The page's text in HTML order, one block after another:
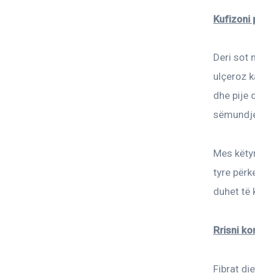
Kufizoni
Deri sot
ulçeroz
dhe pije
Mes
tyre
duhet të
Rrisni
Fibrat